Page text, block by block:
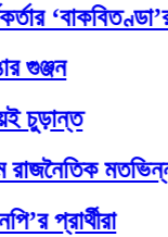
‘বাকবিতণ্ডা’র
মতভিন্নতার